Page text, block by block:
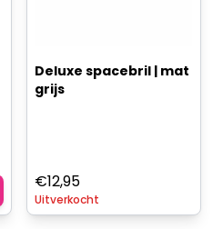
Deluxe spacebril | mat
grijs
€12,95
Uitverkocht